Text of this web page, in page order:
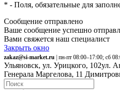
* - Поля, обязательные для
Сообщение отправлено
Ваше сообщение успешно
Вами свяжется наш специалист
Закрыть окно
zakaz@si-market.ru | пн-пт 08:00–17:00; сб
Ульяновск, ул. Урицкого, 102ул.
Генерала Маргелова, 11